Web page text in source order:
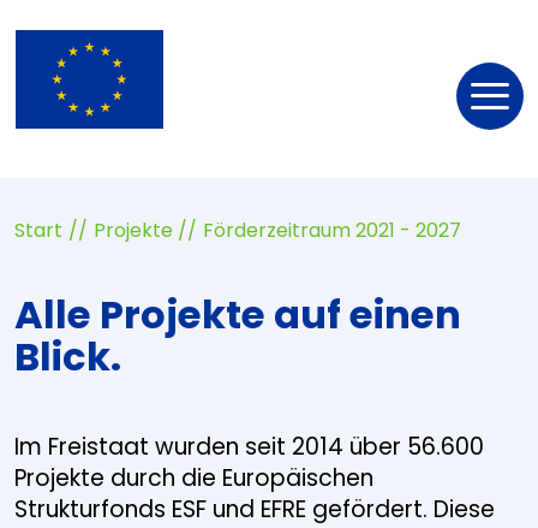
Start Projekte Förderzeitraum 2021 - 2027
Alle Projekte auf einen
Blick.
Im Freistaat wurden seit 2014 über 56.600
Projekte durch die Europäischen
Strukturfonds ESF und EFRE gefördert. Diese